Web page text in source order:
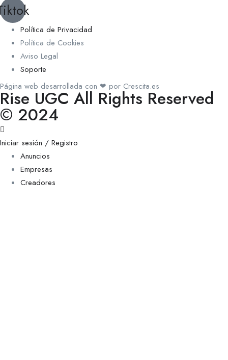
Política de Privacidad
Política de Cookies
Aviso Legal
Soporte
Página web desarrollada con ❤ por Crescita.es
Rise UGC All Rights Reserved
© 2024
Iniciar sesión / Registro
Anuncios
Empresas
Creadores